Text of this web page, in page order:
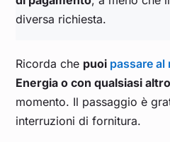
diversa richiesta.
Ricorda che puoi passare al
Energia o con qualsiasi
momento. Il passaggio è
interruzioni di fornitura.